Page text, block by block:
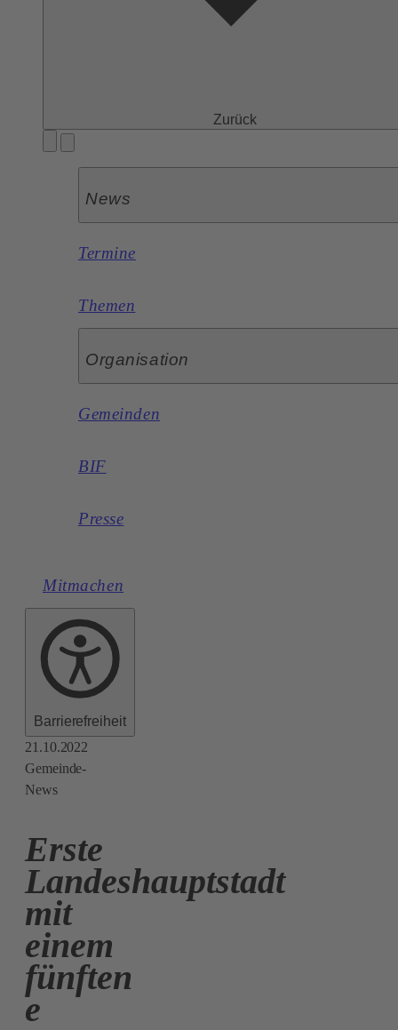
Zurück
News
Termine
Themen
Organisation
Gemeinden
BIF
Presse
Mitmachen
Barrierefreiheit
21.10.2022
Gemeinde-
News
Erste
Landeshauptstadt
mit
einem
fünften
e